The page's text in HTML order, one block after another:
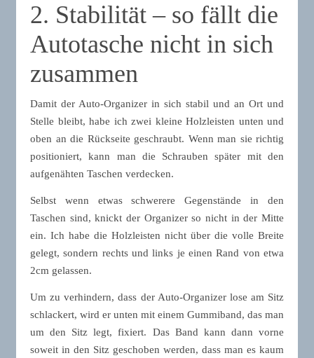
2. Stabilität – so fällt die
Autotasche nicht in sich
zusammen
Damit der Auto-Organizer in sich stabil und an Ort und
Stelle bleibt, habe ich zwei kleine Holzleisten unten und
oben an die Rückseite geschraubt. Wenn man sie richtig
positioniert, kann man die Schrauben später mit den
aufgenähten Taschen verdecken.
Selbst wenn etwas schwerere Gegenstände in den
Taschen sind, knickt der Organizer so nicht in der Mitte
ein. Ich habe die Holzleisten nicht über die volle Breite
gelegt, sondern rechts und links je einen Rand von etwa
2cm gelassen.
Um zu verhindern, dass der Auto-Organizer lose am Sitz
schlackert, wird er unten mit einem Gummiband, das man
um den Sitz legt, fixiert. Das Band kann dann vorne
soweit in den Sitz geschoben werden, dass man es kaum